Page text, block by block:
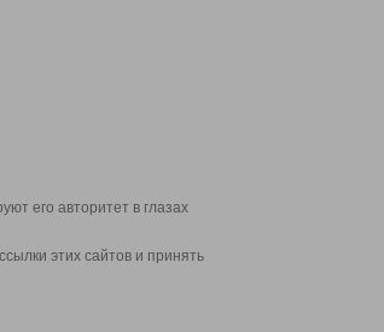
его авторитет в глазах
этих сайтов и принять